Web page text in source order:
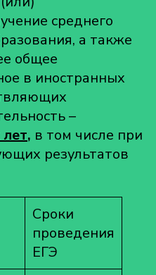
среднего
а также
общее
в иностранных
–
, в том числе при
результатов
Сроки
проведения
ЕГЭ